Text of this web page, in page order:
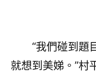
“我們碰到題
就想到美娣。”村